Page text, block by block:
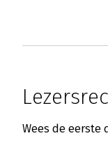
Wees de eerste